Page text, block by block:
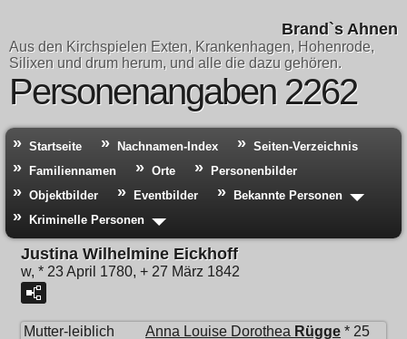
Brand`s Ahnen
Aus den Kirchspielen Exten, Krankenhagen, Hohenrode,
Silixen und drum herum, und alle die dazu gehören.
Personenangaben 2262
Startseite Nachnamen-Index
Seiten-Verzeichnis
Familiennamen
Orte
Personenbilder
Objektbilder
Eventbilder
Bekannte Personen
Kriminelle Personen
Justina Wilhelmine Eickhoff
w, * 23 April 1780, + 27 März 1842
Mutter-leiblich Anna Louise Dorothea Rügge * 25